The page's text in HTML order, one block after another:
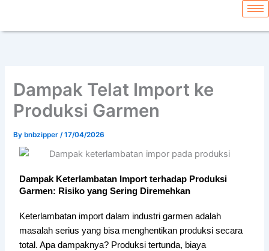
content
Dampak Telat Import ke
Produksi Garmen
By bnbzipper/17/04/2026
Dampak Keterlambatan Import terhadap Produksi
Garmen: Risiko yang Sering Diremehkan
Keterlambatan import dalam industri garmen adalah
masalah serius yang bisa menghentikan produksi secara
total. Apa dampaknya? Produksi tertunda, biaya